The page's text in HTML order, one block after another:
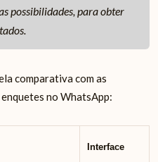
possibilidades, para obter
comparativa com as
no WhatsApp:
Interface